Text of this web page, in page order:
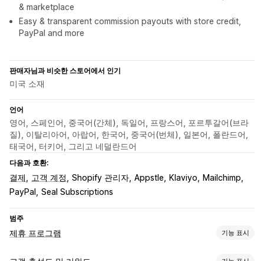
& marketplace
Easy & transparent commission payouts with store credit,
PayPal and more
판매자님과 비슷한 스토어에서 인기
미국 소재
언어
영어, 스페인어, 중국어(간체), 독일어, 프랑스어, 포르투갈어(브라
질), 이탈리아어, 아랍어, 한국어, 중국어(번체), 일본어, 폴란드어,
태국어, 터키어, 그리고 네덜란드어
다음과 호환:
결제 고객 계정 Shopify 관리자 Appstle Klaviyo
Mailchimp
PayPal
Seal Subscriptions
범주
제휴 프로그램 기능 표시